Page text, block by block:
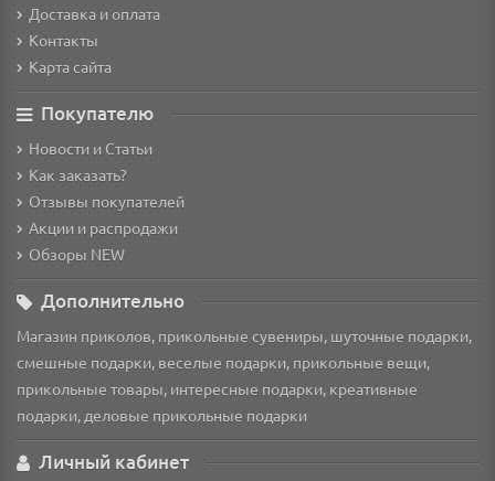
Доставка и оплата
Контакты
Карта сайта
Покупателю
Новости и Статьи
Как заказать?
Отзывы покупателей
Акции и распродажи
Обзоры NEW
Дополнительно
Магазин приколов, прикольные сувениры, шуточные подарки,
смешные подарки, веселые подарки, прикольные вещи,
прикольные товары, интересные подарки, креативные
подарки, деловые прикольные подарки
Личный кабинет